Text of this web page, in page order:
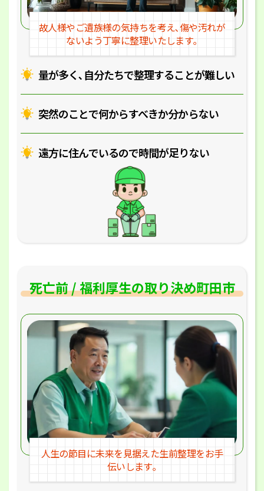
量が多く､自分たちで整理することが難しい
突然のことで何からすべきか分からない
遠方に住んでいるので時間が足りない
故人様やご遺族様の気持ちを考え､傷や汚れが
ないよう丁寧に整理いたします｡
死亡前 / 福利厚生の取り決め町田市
人生の節目に未来を見据えた生前整理をお手
伝いします｡